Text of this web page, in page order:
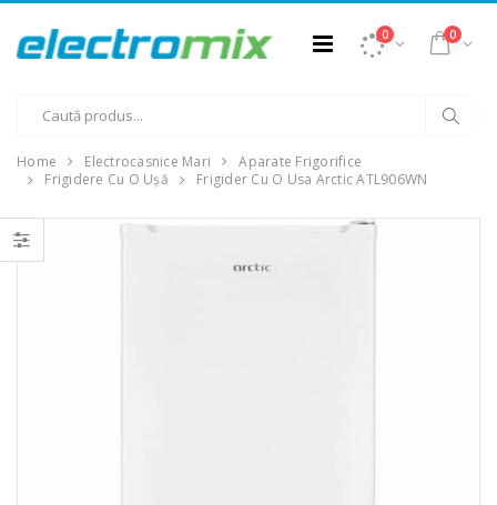
0 0
Home Electrocasnice Mari
Aparate Frigorifice
Frigidere Cu O Ușă
Frigider Cu O Usa Arctic ATL906WN